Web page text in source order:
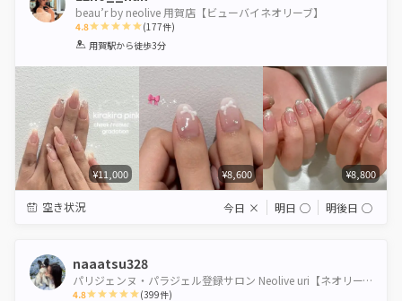
beau’r by neolive 用賀店【ビューバイネオリーブ】
4.8
1 2 3 4 5
(177件)
用賀駅から徒歩3分
¥11,000 ¥8,600 ¥8,800
空き状況 今日 × 明日 ◯ 明後日 ◯
naaatsu328
パリジェンヌ・パラジェル登録サロン Neolive uri【ネオリーブウリ】
4.8 (399件)